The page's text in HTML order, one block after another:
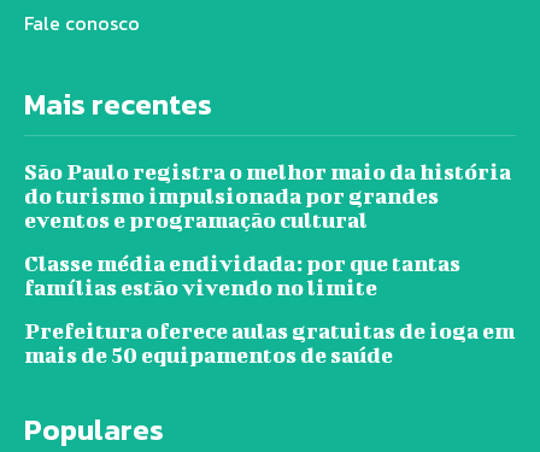
Fale conosco
Mais recentes
São Paulo registra o melhor maio da história
do turismo impulsionada por grandes
eventos e programação cultural
Classe média endividada: por que tantas
famílias estão vivendo no limite
Prefeitura oferece aulas gratuitas de ioga em
mais de 50 equipamentos de saúde
Populares